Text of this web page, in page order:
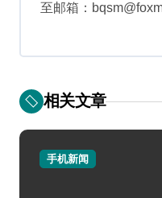
至邮箱：
相关文章
手机新闻